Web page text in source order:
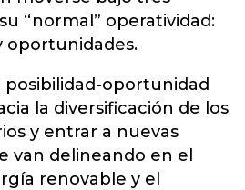
“normal” operatividad:
oportunidades.
posibilidad-oportunidad
la diversificación de los
y entrar a nuevas
van delineando en el
renovable y el